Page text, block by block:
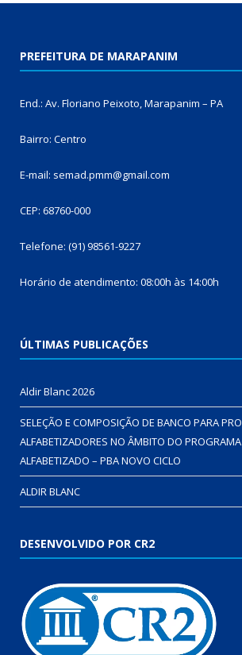
PREFEITURA DE MARAPANIM
End.: Av. Floriano Peixoto, Marapanim – PA
Bairro: Centro
E-mail: semad.pmm@gmail.com
CEP: 68760-000
Telefone: (91) 98561-9227
Horário de atendimento: 08:00h às 14:00h
ÚLTIMAS PUBLICAÇÕES
Aldir Blanc 2026
SELEÇÃO E COMPOSIÇÃO DE BANCO PARA
ALFABETIZADORES NO ÂMBITO DO
ALFABETIZADO – PBA NOVO CICLO
ALDIR BLANC
DESENVOLVIDO POR CR2